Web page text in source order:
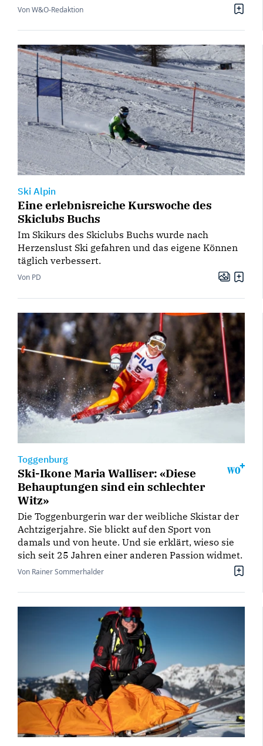
Von W&O-Redaktion
Ski Alpin
Eine erlebnisreiche Kurswoche des
Skiclubs Buchs
Im Skikurs des Skiclubs Buchs wurde nach
Herzenslust Ski gefahren und das eigene Können
täglich verbessert.
Von PD
Toggenburg
Ski-Ikone Maria Walliser: «Diese
Behauptungen sind ein schlechter
Witz»
Die Toggenburgerin war der weibliche Skistar der
Achtzigerjahre. Sie blickt auf den Sport von
damals und von heute. Und sie erklärt, wieso sie
sich seit 25 Jahren einer anderen Passion widmet.
Von Rainer Sommerhalder